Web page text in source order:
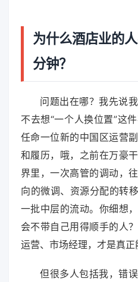
为什么酒店业的
分钟？
问题出在哪？我先说
不去想“一个人换位置”这
任命一位新的中国区运营
和履历，哦，之前在万豪
界里，一次高管的调动，
向的微调、资源分配的
一批中层的流动。你细想
会不带自己用得顺手的人
运营、市场经理，才是真正
但很多人包括我，错